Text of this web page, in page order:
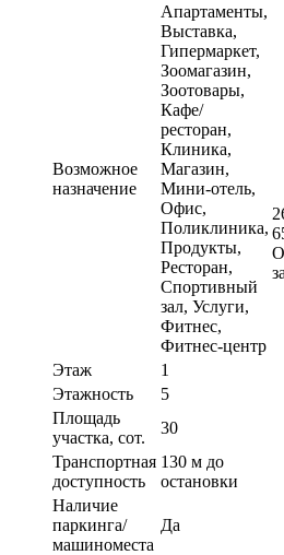
Возможное
назначение
Апартаменты,
Выставка,
Гипермаркет,
Зоомагазин,
Зоотовары,
Кафе/
ресторан,
Клиника,
Магазин,
Мини-отель,
Офис,
Поликлиника,
Продукты,
Ресторан,
Спортивный
зал, Услуги,
Фитнес,
Фитнес-центр
Этаж
1
Этажность
5
Площадь
участка, сот.
30
Транспортная
доступность
130 м до
остановки
Наличие
паркинга/
машиноместа
Да